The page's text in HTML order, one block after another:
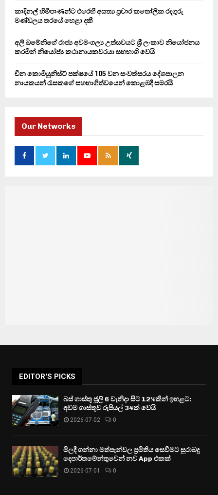
කාදිනල් හිමිපාණන්ට එරෙහි අසත්‍ය ප්‍රචාර කතෝලික රදගුරු
මණ්ඩලය තරයේ හෙළා දකී
අලි ඛමේනිගේ රාජ්‍ය අවමංගල්‍ය උත්සවයට ශ්‍රී ලංකාව නියෝජනය
කරමින් නියෝජ්‍ය කථානායකවරයා සහභාගි වෙයි
චීන කොමියුනිස්ට් පක්ෂයේ 105 වන සංවත්සරය දේශපාලන
නායකයන් රැසකගේ සහභාගිත්වයෙන් කොළඹදී සමරයි
Our Networks
EDITOR'S PICKS
බස් ගාස්තු ජූලි 6 වැනිදා සිට 12%කින් ඉහළට:
අවම ගාස්තුව රුපියල් 34ක් වෙයි
2026-07-02 0
මිලදී ගන්නා මත්පැන්වල ප්‍රමිතිය සෙවීමට සුරාබදු
දෙපාර්තමේන්තුවෙන් නව App එකක්
2026-07-01 0